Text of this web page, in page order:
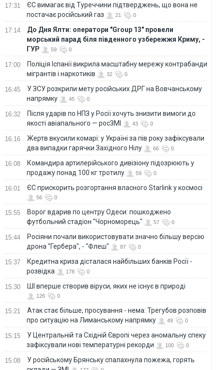
17:31
ЄС вимагає від Туреччини підтверджень, що вона не
постачає російський газ
21 0
17:14
До Дня Ялти: оператори "Group 13" провели
морський парад біля південного узбережжя Криму, -
ГУР
59 0
17:00
Поліція Іспанії викрила масштабну мережу контрабанди
мігрантів і наркотиків
32 0
16:45
У ЗСУ розкрили мету російських ДРГ на Вовчанському
напрямку
45 0
16:32
Після ударів по НПЗ у Росії хочуть знизити вимоги до
якості авіапального — росЗМІ
43 0
16:16
Жертв вкусили комарі: у Україні за пів року зафіксували
два випадки гарячки Західного Нілу
66 0
16:08
Командира артилерійського дивізіону підозрюють у
продажу понад 100 кг тротилу
59 0
16:01 ЄС прискорить розгортання власного Starlink у космосі
56 0
15:55
Ворог вдарив по центру Одеси: пошкоджено
футбольний стадіон "Чорноморець"
57 0
15:44
Росіяни почали використовувати значно більшу версію
дрона "Гербера", - "Флеш"
87 0
15:37
Кредитна криза дісталася найбільших банків Росії -
розвідка
178 0
15:30 ШІ вперше створив віруси, яких не існує в природі
126 0
15:21
Атак стає більше, просування - нема: Трегубов розповів
про ситуацію на Лиманському напрямку
49 0
15:15
У Центральній та Східній Європі через аномальну спеку
зафіксували нові температурні рекорди
100 0
15:08
У російському Брянську спалахнула пожежа, горять